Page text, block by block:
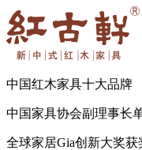
中国红木家具十大品
中国家具协会副理事长
全球家居Gia创新大奖